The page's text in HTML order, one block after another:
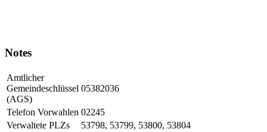
Notes
Amtlicher
Gemeindeschlüssel
(AGS)
05382036
Telefon Vorwahlen 02245
Verwaltete PLZs
53798, 53799, 53800, 53804